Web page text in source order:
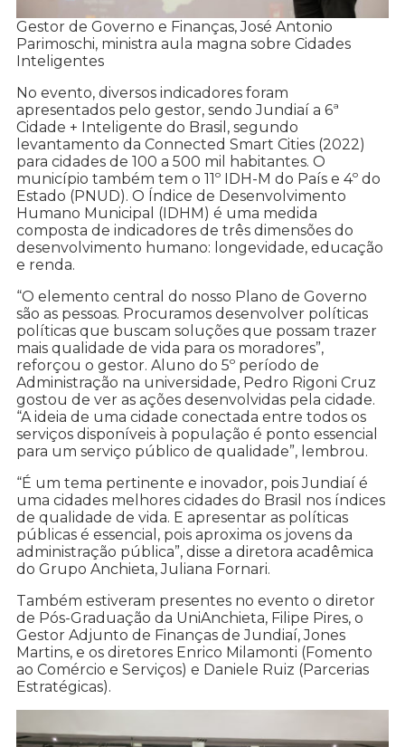
Gestor de Governo e Finanças, José Antonio
Parimoschi, ministra aula magna sobre Cidades
Inteligentes
No evento, diversos indicadores foram
apresentados pelo gestor, sendo Jundiaí a 6ª
Cidade + Inteligente do Brasil, segundo
levantamento da Connected Smart Cities (2022)
para cidades de 100 a 500 mil habitantes. O
município também tem o 11º IDH-M do País e 4º do
Estado (PNUD). O Índice de Desenvolvimento
Humano Municipal (IDHM) é uma medida
composta de indicadores de três dimensões do
desenvolvimento humano: longevidade, educação
e renda.
“O elemento central do nosso Plano de Governo
são as pessoas. Procuramos desenvolver políticas
políticas que buscam soluções que possam trazer
mais qualidade de vida para os moradores”,
reforçou o gestor. Aluno do 5º período de
Administração na universidade, Pedro Rigoni Cruz
gostou de ver as ações desenvolvidas pela cidade.
“A ideia de uma cidade conectada entre todos os
serviços disponíveis à população é ponto essencial
para um serviço público de qualidade”, lembrou.
“É um tema pertinente e inovador, pois Jundiaí é
uma cidades melhores cidades do Brasil nos índices
de qualidade de vida. E apresentar as políticas
públicas é essencial, pois aproxima os jovens da
administração pública”, disse a diretora acadêmica
do Grupo Anchieta, Juliana Fornari.
Também estiveram presentes no evento o diretor
de Pós-Graduação da UniAnchieta, Filipe Pires, o
Gestor Adjunto de Finanças de Jundiaí, Jones
Martins, e os diretores Enrico Milamonti (Fomento
ao Comércio e Serviços) e Daniele Ruiz (Parcerias
Estratégicas).